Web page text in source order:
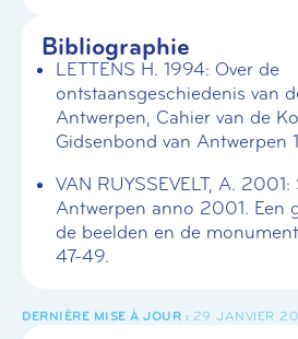
Bibliographie
LETTENS H. 1994: Over de
ontstaansgeschiedenis van
Antwerpen, Cahier van de
Gidsenbond van Antwerpen
VAN RUYSSEVELT, A.
Antwerpen anno 2001. Een
de beelden en de
47-49.
29 JANVIER